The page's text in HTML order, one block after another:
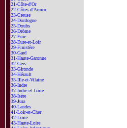
21-Côte-d'Or
22-Côtes-d'Armor
23-Creuse
24-Dordogne
25-Doubs
26-Drôme
27-Eure
28-Eure-et-Loir
29-Finistère
30-Gard
31-Haute-Garonne
32-Gers
33-Gironde
34-Hérault
35-Ille-et-Vilaine
36-Indre
37-Indre-et-Loire
38-Isère
39-Jura
40-Landes
41-Loir-et-Cher
42-Loire
43-Haute-Loire